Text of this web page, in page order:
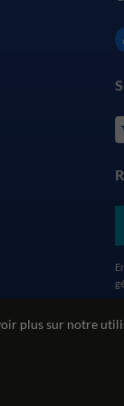
plus sur notre